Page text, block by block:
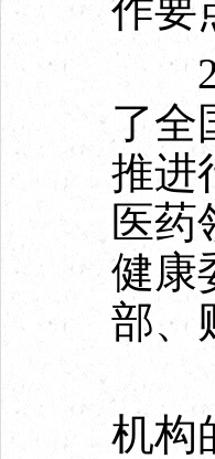
作要
了全
推进
医药
健康
部、
《
机构